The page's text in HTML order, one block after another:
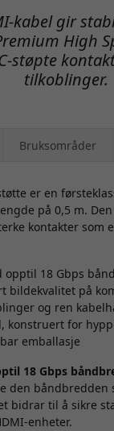
kabel gir
High
støpte
tilkoblinger.
Bruksområder
er en
på 0,5 m.
kontakter som
opptil 18 Gbps
bildekvalitet på
og ren
konstruert for
emballasje
18 Gbps
den båndbredden
bidrar til å sikre
enheter.